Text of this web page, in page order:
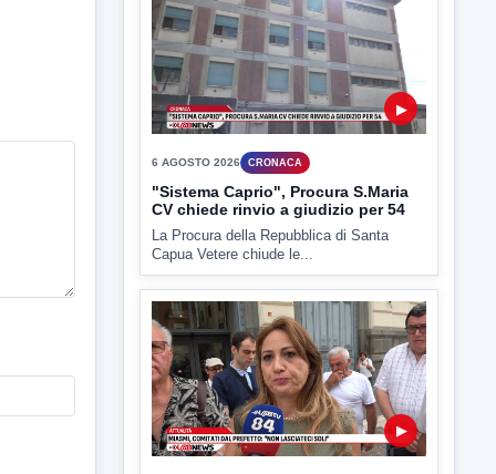
▶
6 AGOSTO 2026 CRONACA
"Sistema Caprio", Procura S.Maria
CV chiede rinvio a giudizio per 54
La Procura della Repubblica di Santa
Capua Vetere chiude le...
▶
6 AGOSTO 2026 ATTUALITÀ
Miasmi, Comitati dal Prefetto: non